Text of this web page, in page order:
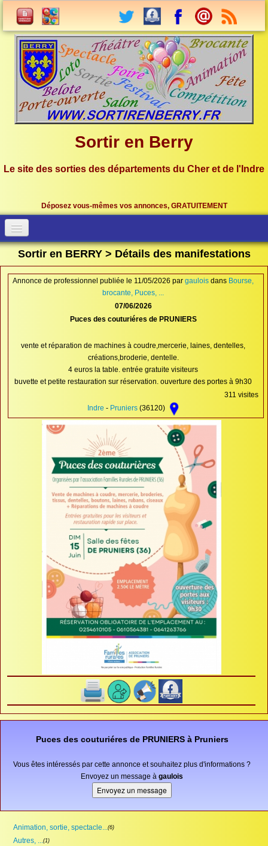
Sortir en Berry
Le site des sorties des départements du Cher et de l'Indre
Déposez vous-mêmes vos annonces, GRATUITEMENT
Accueil
Proposer une annonce
Partenaires
Connection
Sortir en BERRY > Détails des manifestations
Annonce de professionnel publiée le 11/05/2026 par gaulois dans Bourse,
brocante, Puces, ...
07/06/2026
Puces des couturiéres de PRUNIERS
vente et réparation de machines à coudre,mercerie, laines, dentelles,
créations,broderie, dentelle.
4 euros la table. entrée gratuite visiteurs
buvette et petite restauration sur réservation. ouverture des portes à 9h30
311 visites
Indre - Pruniers(36120)
Puces des couturiéres de PRUNIERS à Pruniers
Vous êtes intéressés par cette annonce et souhaitez plus d'informations ?
Envoyez un message à gaulois
Animation, sortie, spectacle...(6)
Autres, ...(1)